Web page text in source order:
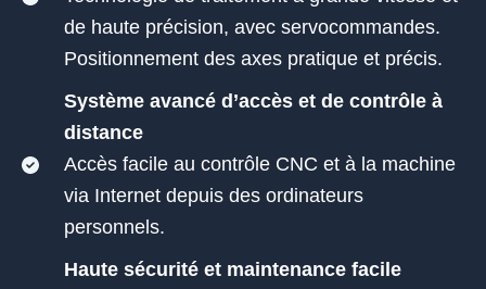
de haute précision, avec servocommandes.
Positionnement des axes pratique et précis.
Système avancé d’accès et de contrôle à
distance
Accès facile au contrôle CNC et à la machine
via Internet depuis des ordinateurs
personnels.
Haute sécurité et maintenance facile